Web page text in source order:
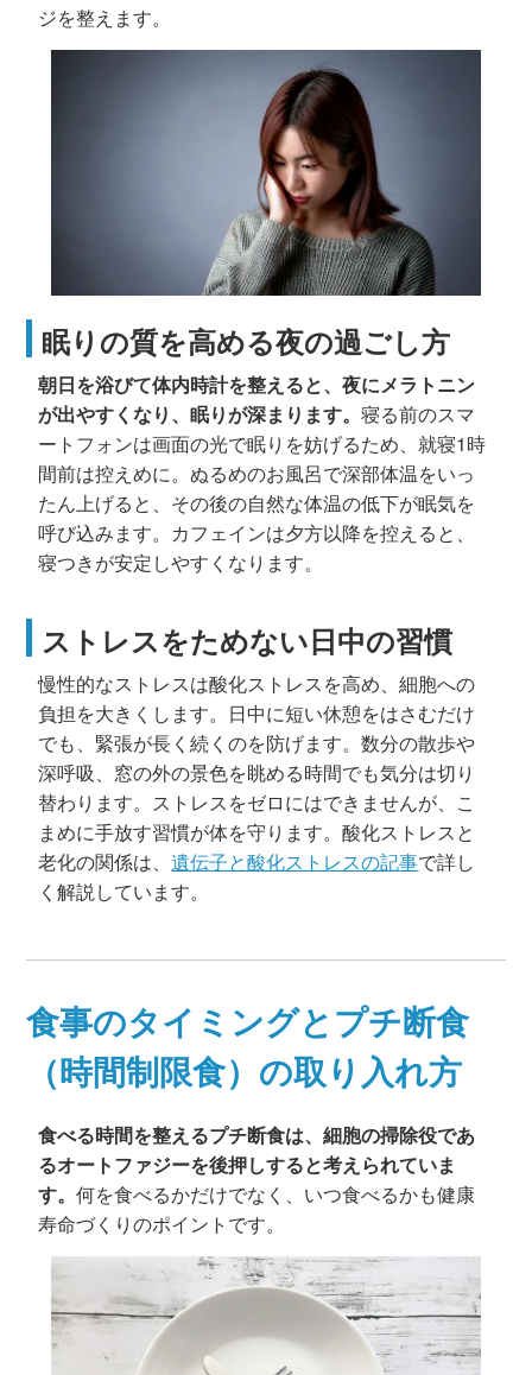
ジを整えます。
眠りの質を高める夜の過ごし方
朝日を浴びて体内時計を整えると、夜にメラトニン
が出やすくなり、眠りが深まります。寝る前のスマ
ートフォンは画面の光で眠りを妨げるため、就寝1時
間前は控えめに。ぬるめのお風呂で深部体温をいっ
たん上げると、その後の自然な体温の低下が眠気を
呼び込みます。カフェインは夕方以降を控えると、
寝つきが安定しやすくなります。
ストレスをためない日中の習慣
慢性的なストレスは酸化ストレスを高め、細胞への
負担を大きくします。日中に短い休憩をはさむだけ
でも、緊張が長く続くのを防げます。数分の散歩や
深呼吸、窓の外の景色を眺める時間でも気分は切り
替わります。ストレスをゼロにはできませんが、こ
まめに手放す習慣が体を守ります。酸化ストレスと
老化の関係は、遺伝子と酸化ストレスの記事で詳し
く解説しています。
食事のタイミングとプチ断食
（時間制限食）の取り入れ方
食べる時間を整えるプチ断食は、細胞の掃除役であ
るオートファジーを後押しすると考えられていま
す。何を食べるかだけでなく、いつ食べるかも健康
寿命づくりのポイントです。